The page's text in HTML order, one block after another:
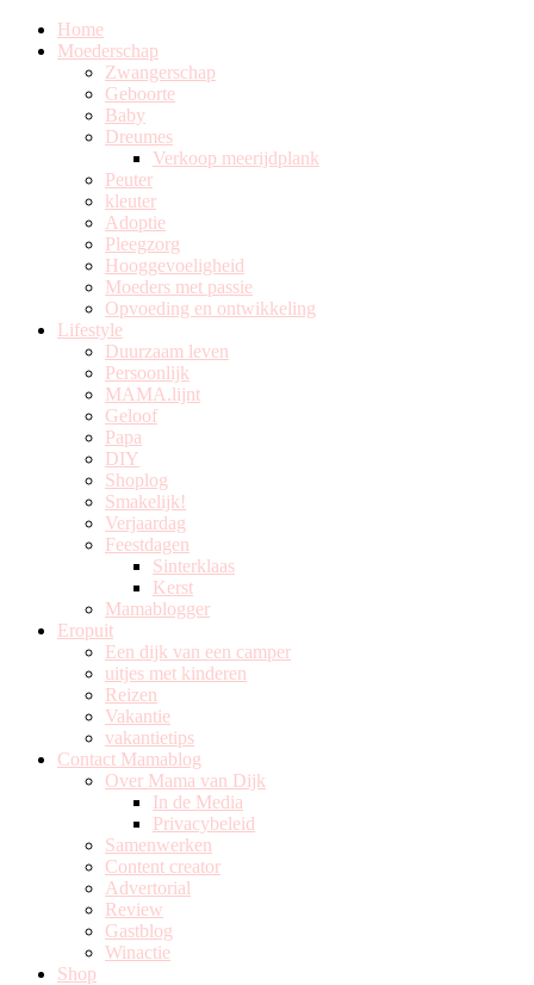
Home
Moederschap
Zwangerschap
Geboorte
Baby
Dreumes
Verkoop meerijdplank
Peuter
kleuter
Adoptie
Pleegzorg
Hooggevoeligheid
Moeders met passie
Opvoeding en ontwikkeling
Lifestyle
Duurzaam leven
Persoonlijk
MAMA.lijnt
Geloof
Papa
DIY
Shoplog
Smakelijk!
Verjaardag
Feestdagen
Sinterklaas
Kerst
Mamablogger
Eropuit
Een dijk van een camper
uitjes met kinderen
Reizen
Vakantie
vakantietips
Contact Mamablog
Over Mama van Dijk
In de Media
Privacybeleid
Samenwerken
Content creator
Advertorial
Review
Gastblog
Winactie
Shop